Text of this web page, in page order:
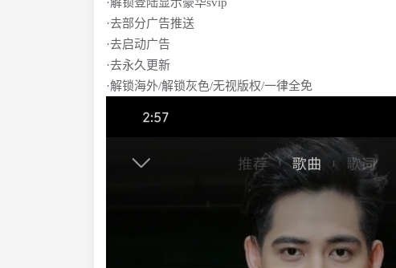
·去部分广告推送
·去启动广告
·去永久更新
·解锁海外/解锁灰色/无视版权/一律全免